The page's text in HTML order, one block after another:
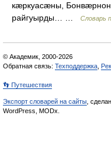
кæркуасæны,
райгуырды… …
Словарь
© Академик, 2000-2026
Обратная связь: Техподдержка
👣 Путешествия
Экспорт словарей на сайты ,
WordPress, MODx.